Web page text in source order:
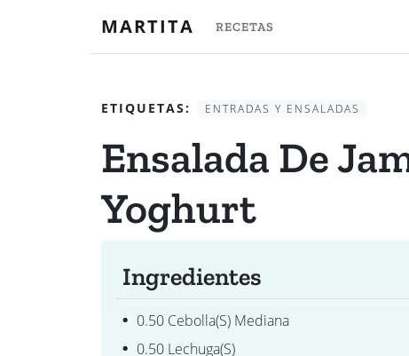
MARTITA RECETAS
ETIQUETAS: ENTRADAS Y ENSALADAS
Ensalada De
Yoghurt
Ingredientes
0.50 Cebolla(s) Mediana
0.50 Lechuga(s)